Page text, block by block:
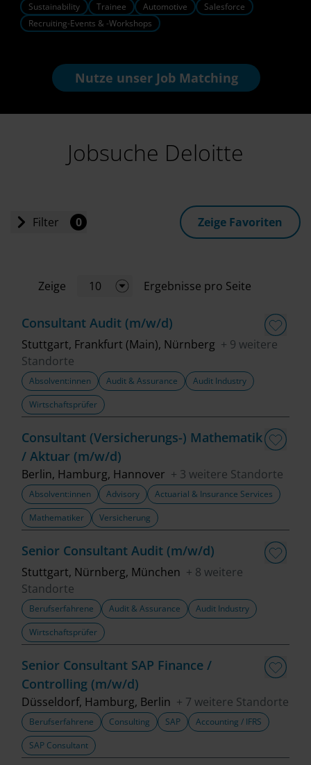
Sustainability
Trainee Automotive
Salesforce
Recruiting-Events & -Workshops
Nutze unserJob Matching
Jobsuche Deloitte
Filter 0
Standort
Geschäftsbereich
Top Trends
Job finden
Filter löschen
Zeige Favoriten
Zeige 10 Ergebnisse pro Seite
Consultant Audit (m/w/d)
Stuttgart, Frankfurt (Main), Nürnberg + 9 weitere
Standorte
Absolvent:innen Audit & Assurance
Audit Industry
Wirtschaftsprüfer
Consultant (Versicherungs-) Mathematik
/ Aktuar (m/w/d)
Berlin, Hamburg, Hannover + 3 weitere Standorte
Absolvent:innen Advisory
Actuarial & Insurance Services
Mathematiker
Versicherung
Senior Consultant Audit (m/w/d)
Stuttgart, Nürnberg, München + 8 weitere
Standorte
Berufserfahrene Audit & Assurance
Audit Industry
Wirtschaftsprüfer
Senior Consultant SAP Finance /
Controlling (m/w/d)
Düsseldorf, Hamburg, Berlin + 7 weitere Standorte
Berufserfahrene Consulting SAP
Accounting / IFRS
SAP Consultant